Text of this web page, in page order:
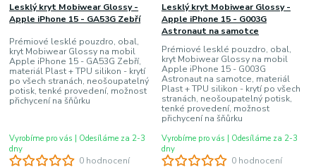
0 hodnocení
Lesklý kryt Mobiwear Glossy -
Apple iPhone 15 - GA53G Zebří
Prémiové lesklé pouzdro, obal,
kryt Mobiwear Glossy na mobil
Apple iPhone 15 - GA53G Zebří,
materiál Plast + TPU silikon - krytí
po všech stranách, neošoupatelný
potisk, tenké provedení, možnost
přichycení na šňůrku
Vyrobíme pro vás | Odesíláme za 2-3
dny
0 hodnocení
Lesklý kryt Mobiwear Glossy -
Apple iPhone 15 - G003G
Astronaut na samotce
Prémiové lesklé pouzdro, obal,
kryt Mobiwear Glossy na mobil
Apple iPhone 15 - G003G
Astronaut na samotce, materiál
Plast + TPU silikon - krytí po všech
stranách, neošoupatelný potisk,
tenké provedení, možnost
přichycení na šňůrku
Vyrobíme pro vás | Odesíláme za 2-3
dny